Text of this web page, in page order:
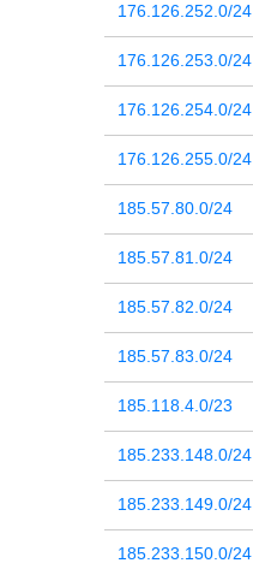
176.126.252.0/24
176.126.253.0/24
176.126.254.0/24
176.126.255.0/24
185.57.80.0/24
185.57.81.0/24
185.57.82.0/24
185.57.83.0/24
185.118.4.0/23
185.233.148.0/24
185.233.149.0/24
185.233.150.0/24